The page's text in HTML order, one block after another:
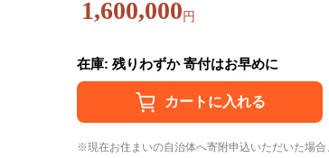
キ 焼肉 人気 おすすめ 冷凍 おすそ分け
1,600,000 円
在庫: 残りわずか 寄付はお早めに
現在お住まいの自治体へ寄附申込いただいた場合